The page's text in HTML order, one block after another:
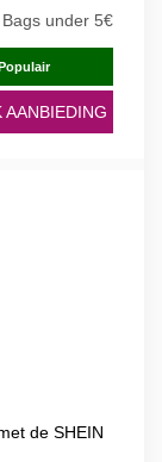
under 5€
AANBIEDING
de SHEIN